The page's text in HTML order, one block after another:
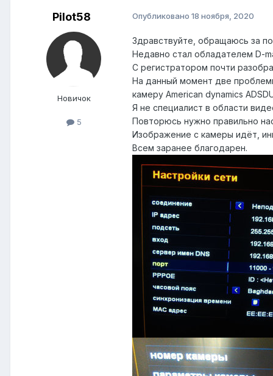
Pilot58
Новичок
5
Опубликовано 18 ноября, 2020
Здравствуйте, обращаюсь за
Недавно стал обладателем D-
С регистратором почти
На данный момент две
камеру American dynamics
Я не специалист в области
Повторюсь нужно правильно
Изображение с камеры идёт,
Всем заранее благодарен.